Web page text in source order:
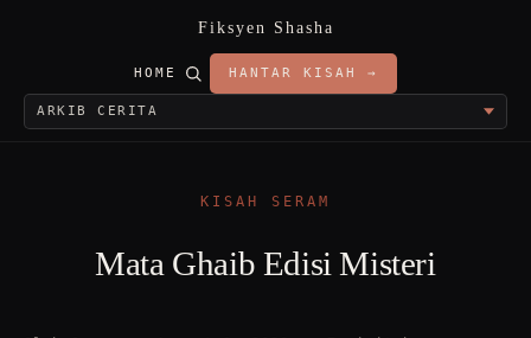
Fiksyen Shasha
HOME HANTAR KISAH →
KISAH SERAM
Mata Ghaib Edisi Misteri